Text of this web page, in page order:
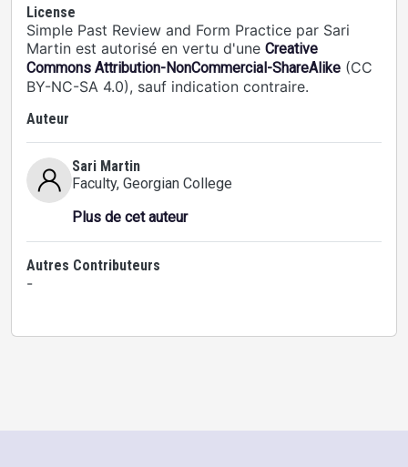
License
Simple Past Review and Form Practice par Sari
Martin est autorisé en vertu d'une Creative
Commons Attribution-NonCommercial-ShareAlike (CC
BY-NC-SA 4.0), sauf indication contraire.
Auteur
Sari Martin
Faculty, Georgian College
Plus de cet auteur
Autres Contributeurs
-